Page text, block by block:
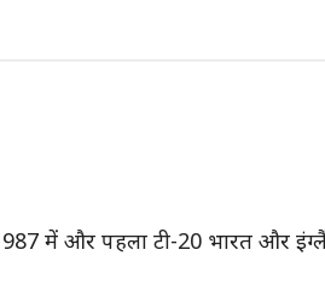
में और पहला टी-20 भारत और